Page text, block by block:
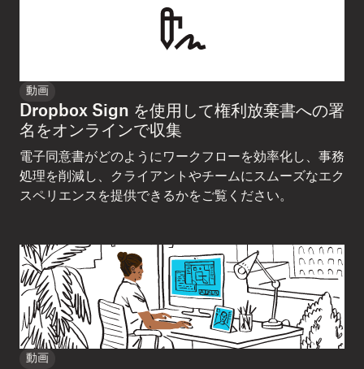
動画
Dropbox Sign を使用して権利放棄書への署
名をオンラインで収集
電子同意書がどのようにワークフローを効率化し、事務
処理を削減し、クライアントやチームにスムーズなエク
スペリエンスを提供できるかをご覧ください。
動画